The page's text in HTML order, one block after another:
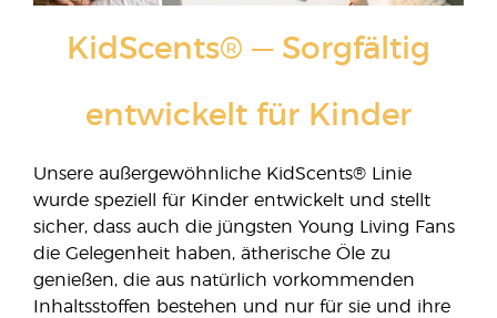
KidScents® — Sorgfältig
entwickelt für Kinder
Unsere außergewöhnliche KidScents® Linie
wurde speziell für Kinder entwickelt und stellt
sicher, dass auch die jüngsten Young Living Fans
die Gelegenheit haben, ätherische Öle zu
genießen, die aus natürlich vorkommenden
Inhaltsstoffen bestehen und nur für sie und ihre